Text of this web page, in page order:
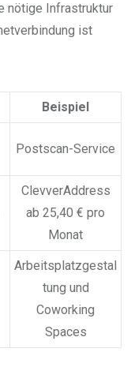
nötige Infrastruktur
ist
Beispiel
Postscan-Service
ClevverAddress
ab 25,40 € pro
Monat
Arbeitsplatzgestal
tung und
Coworking
Spaces